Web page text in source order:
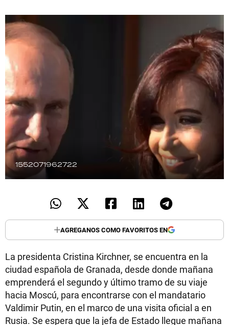
1552071962722
AGREGANOS COMO FAVORITOS EN
La presidenta Cristina Kirchner, se encuentra en la
ciudad española de Granada, desde donde mañana
emprenderá el segundo y último tramo de su viaje
hacia Moscú, para encontrarse con el mandatario
Valdimir Putin, en el marco de una visita oficial a en
Rusia. Se espera que la jefa de Estado llegue mañana
RECETAS
PALABRAS
HORÓSCOPO
Seguinos